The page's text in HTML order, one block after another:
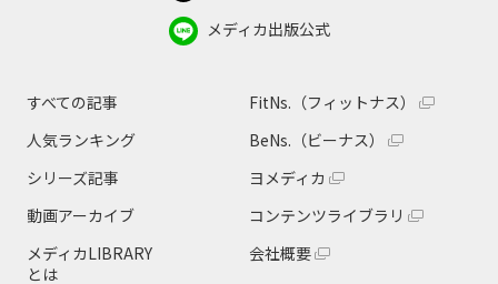
メディカ出版公式
すべての記事
人気ランキング
シリーズ記事
動画アーカイブ
メディカLIBRARY
とは
FitNs.（フィットナス）
BeNs.（ビーナス）
ヨメディカ
コンテンツライブラリ
会社概要